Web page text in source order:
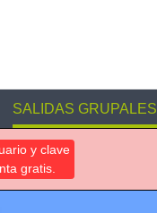
SALIDAS GRUPALES
y clave
gratis.